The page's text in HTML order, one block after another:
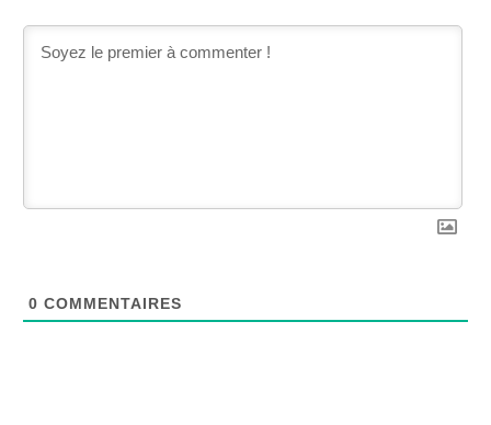
0 COMMENTAIRES